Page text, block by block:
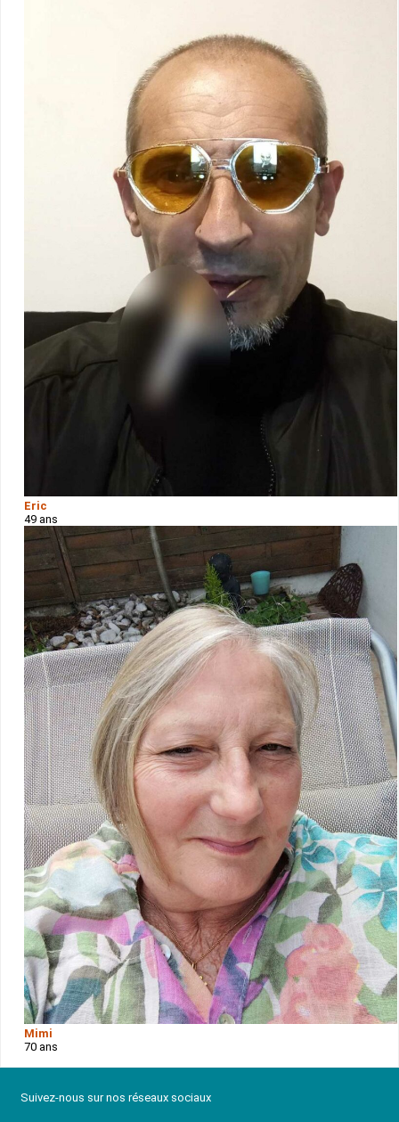
Eric
49 ans
Mimi
70 ans
Suivez-nous sur nos réseaux sociaux